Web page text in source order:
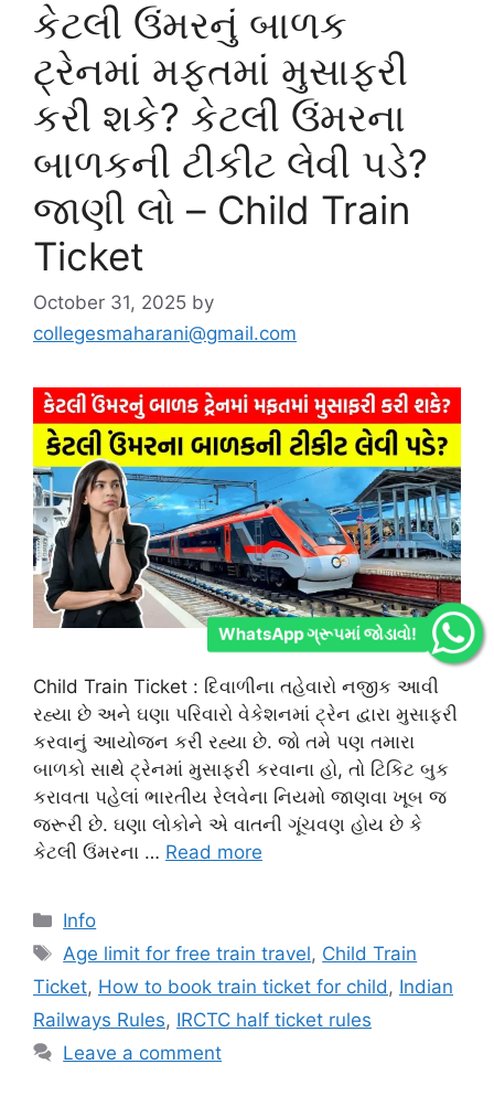
કેટલી ઉંમરનું બાળક
ટ્રેનમાં મફતમાં મુસાફરી
કરી શકે? કેટલી ઉંમરના
બાળકની ટીકીટ લેવી પડે?
જાણી લો – Child Train
Ticket
October 31, 2025 by
collegesmaharani@gmail.com
Child Train Ticket : દિવાળીના તહેવારો નજીક આવી
રહ્યા છે અને ઘણા પરિવારો વેકેશનમાં ટ્રેન દ્વારા મુસાફરી
કરવાનું આયોજન કરી રહ્યા છે. જો તમે પણ તમારા
બાળકો સાથે ટ્રેનમાં મુસાફરી કરવાના હો, તો ટિકિટ બુક
કરાવતા પહેલાં ભારતીય રેલવેના નિયમો જાણવા ખૂબ જ
જરૂરી છે. ઘણા લોકોને એ વાતની ગૂંચવણ હોય છે કે
કેટલી ઉંમરના … Read more
Categories
Info
Tags
Age limit for free train travel, Child Train
Ticket, How to book train ticket for child, Indian
Railways Rules, IRCTC half ticket rules
Leave a comment
WhatsApp ગ્રૂપમાં જોડાવો!